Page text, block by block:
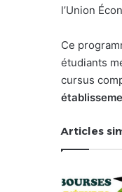
l’Union
Ce
étudiants
cursus
Articles